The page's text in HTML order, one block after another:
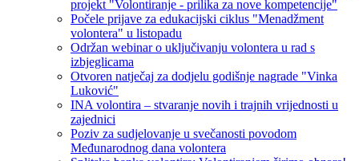
projekt "Volontiranje - prilika za nove kompetencije"
Počele prijave za edukacijski ciklus "Menadžment
volontera" u listopadu
Održan webinar o uključivanju volontera u rad s
izbjeglicama
Otvoren natječaj za dodjelu godišnje nagrade "Vinka
Luković"
INA volontira – stvaranje novih i trajnih vrijednosti u
zajednici
Poziv za sudjelovanje u svečanosti povodom
Međunarodnog dana volontera